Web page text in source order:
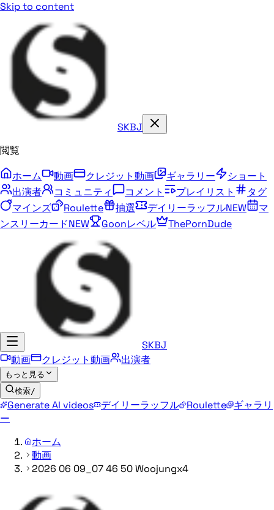
Skip to content
SKBJ
閲覧
ホーム
動画 クレジット動画 ギャラリー
ショート
出演者
コミュニティ コメント プレイリスト
タグ
マインズ
Roulette 抽選 デイリーラッフルNEW
マ
ンスリーカードNEW Goonレベル ThePornDude
SKBJ
動画
クレジット動画 出演者
もっと見る
検索/
Generate AI videos デイリーラッフル Roulette
ギャラリ
ー
ホーム
動画
2026 06 09_07 46 50 Woojungx4